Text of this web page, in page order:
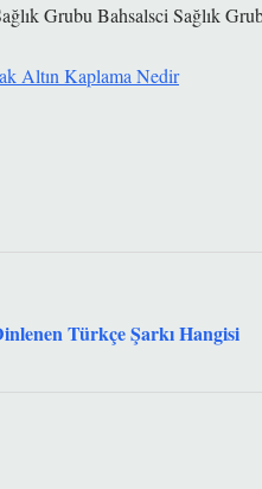
Grubu Bahsalsci Sağlık
Altın Kaplama Nedir
Türkçe Şarkı Hangisi